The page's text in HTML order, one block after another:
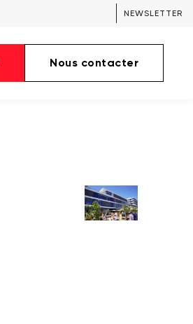
NEWSLETTER
Nous contacter